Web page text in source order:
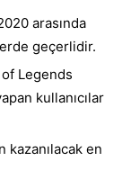
arasında
geçerlidir.
Legends
kullanıcılar
kazanılacak en